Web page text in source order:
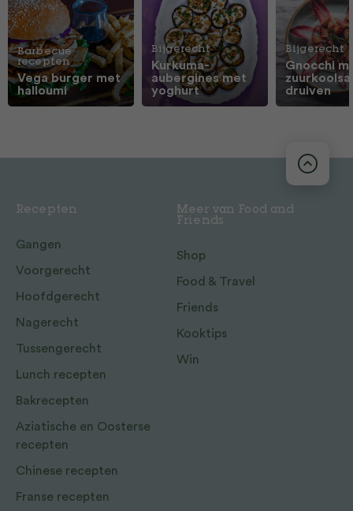
Barbecue
recepten
Vega burger met
halloumi
Bijgerecht
Kurkuma-
aubergines met
yoghurt
Bijgerecht
Gnocchi
druiven
Recepten
Gangen
Voorgerecht
Hoofdgerecht
Nagerecht
Tussengerecht
Lunch recepten
Bakrecepten
Aziatische en Oosterse
recepten
Chinese recepten
Franse recepten
Meer van Food and
Friends
Shop
Food & Travel
Friends
Kooktips
Win